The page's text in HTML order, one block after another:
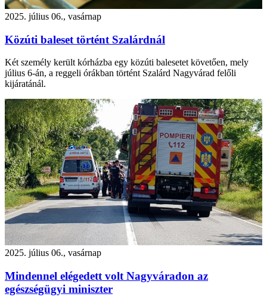
2025. július 06., vasárnap
Közúti baleset történt Szalárdnál
Két személy került kórházba egy közúti balesetet követően, mely
július 6-án, a reggeli órákban történt Szalárd Nagyvárad felőli
kijáratánál.
2025. július 06., vasárnap
Mindennel elégedett volt Nagyváradon az
egészségügyi miniszter